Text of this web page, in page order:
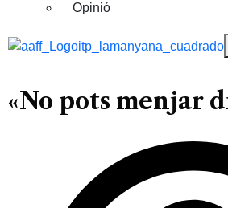
Opinió
«No pots menjar